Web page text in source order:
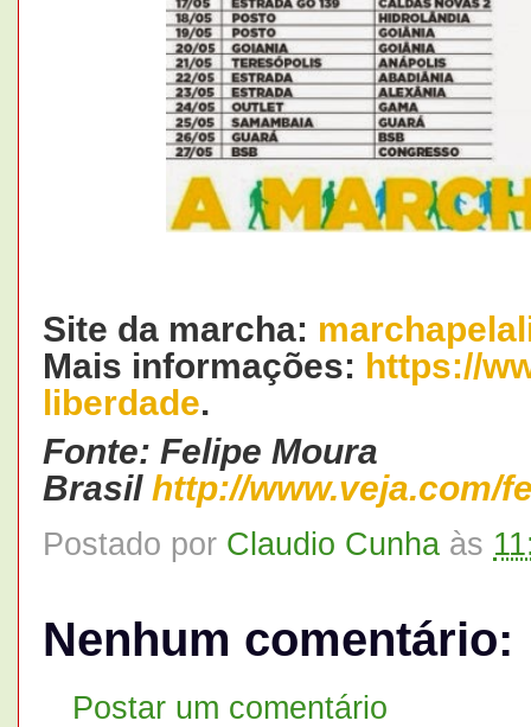
Site da marcha:
Mais informações: https://
liberdade.
Fonte: Felipe Moura
Brasil http://www.veja.com/
Postado por Claudio Cunha às
Nenhum comentário:
Postar um comentário